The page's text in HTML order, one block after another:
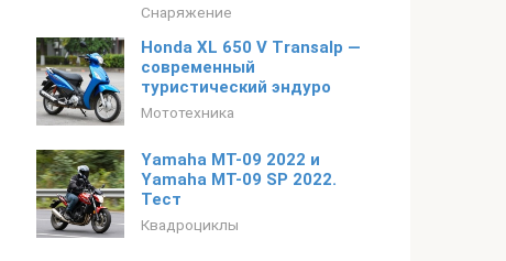
Снаряжение
Honda XL 650 V Transalp —
современный
туристический эндуро
Мототехника
Yamaha MT-09 2022 и
Yamaha MT-09 SP 2022.
Тест
Квадроциклы